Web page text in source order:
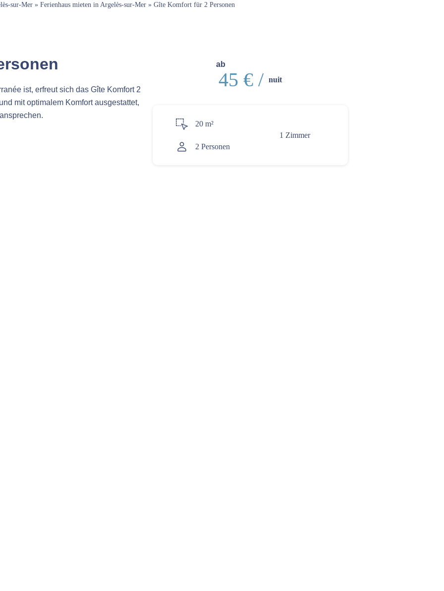
sur-Mer »Ferienhaus mieten in Argelès-sur-Mer »Gîte Komfort für 2 Personen
ist, erfreut sich das Gîte Komfort 2
mit optimalem Komfort ausgestattet,
ab
45 € /nuit
20 m²
2 Personen
1 Zimmer